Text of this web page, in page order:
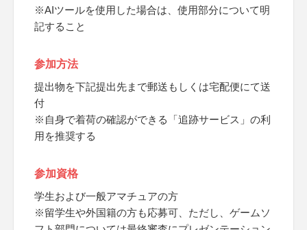
※AIツールを使用した場合は、使用部分について明
記すること
参加方法
提出物を下記提出先まで郵送もしくは宅配便にて送
付
※自身で着荷の確認ができる「追跡サービス」の利
用を推奨する
参加資格
学生および一般アマチュアの方
※留学生や外国籍の方も応募可、ただし、ゲームソ